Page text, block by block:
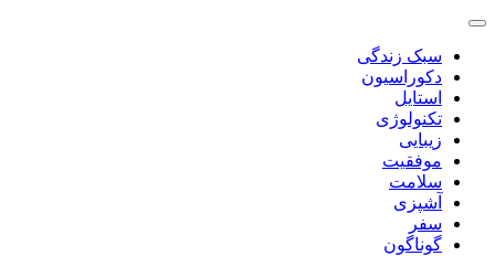
سبک زندگی
دکوراسیون
استایل
تکنولوژی
زیبایی
موفقیت
سلامت
آشپزی
سفر
گوناگون